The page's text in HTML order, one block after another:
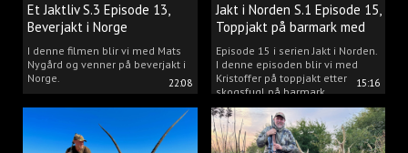
22:08
Et Jaktliv S.3 Episode 13,
Beverjakt i Norge
I denne filmen blir vi med Mats
Nygård og venner på beverjakt i
Norge.
15:16
Jakt i Norden S.1 Episode 15,
Toppjakt på barmark med
Kristoffer Clausen
Episode 15 i serien Jakt i Norden.
I denne episoden blir vi med
Kristoffer på toppjakt etter
skogsfugl på barmark.